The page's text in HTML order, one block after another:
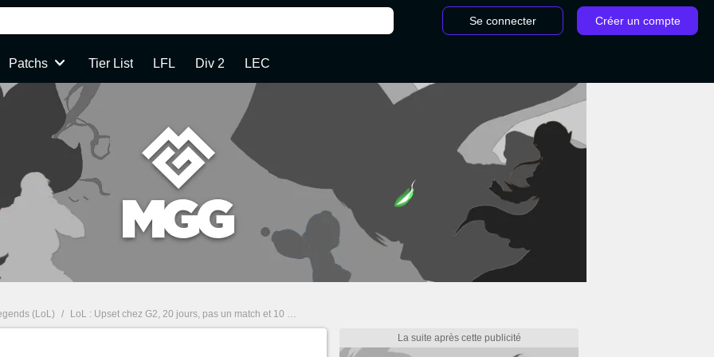
Se connecter Créer un compte
Patchs Tier List LFL Div 2 LEC
(LoL) / LoL : Upset chez G2, 20 jours, pas un match et 10 000 euros d'amende